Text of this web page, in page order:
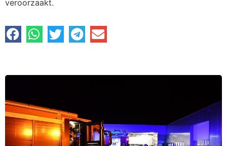
veroorzaakt.